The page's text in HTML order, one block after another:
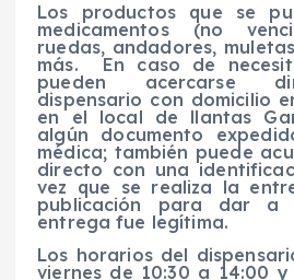
Los productos que se
medicamentos (no
ruedas, andadores,
más.
En caso de
pueden acercarse
dispensario con domicilio
en el local de llantas
algún documento
médica; también puede
directo con una
vez que se realiza la
publicación para dar a
entrega fue legítima.
Los horarios del
viernes de 10:30 a 14:00